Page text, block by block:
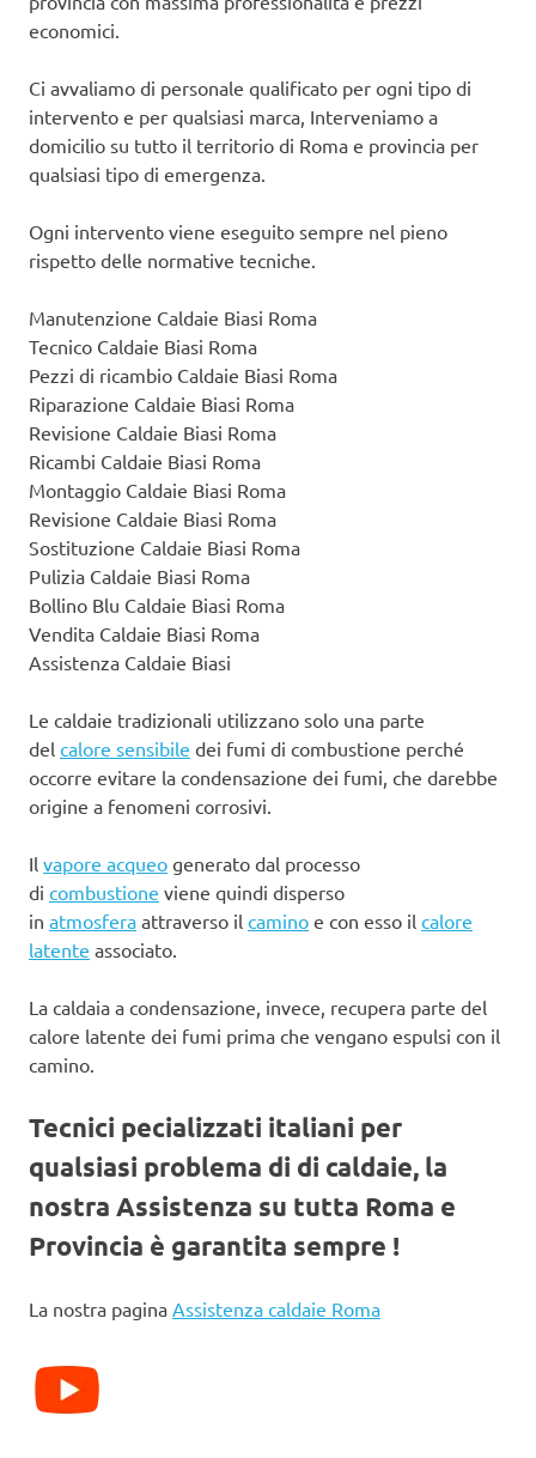
economici.
Ci avvaliamo di personale qualificato per ogni tipo di
intervento e per qualsiasi marca, Interveniamo a
domicilio su tutto il territorio di Roma e provincia per
qualsiasi tipo di emergenza.
Ogni intervento viene eseguito sempre nel pieno
rispetto delle normative tecniche.
Manutenzione Caldaie Biasi Roma
Tecnico Caldaie Biasi Roma
Pezzi di ricambio Caldaie Biasi Roma
Riparazione Caldaie Biasi Roma
Revisione Caldaie Biasi Roma
Ricambi Caldaie Biasi Roma
Montaggio Caldaie Biasi Roma
Revisione Caldaie Biasi Roma
Sostituzione Caldaie Biasi Roma
Pulizia Caldaie Biasi Roma
Bollino Blu Caldaie Biasi Roma
Vendita Caldaie Biasi Roma
Assistenza Caldaie Biasi
Le caldaie tradizionali utilizzano solo una parte
del calore sensibile dei fumi di combustione perché
occorre evitare la condensazione dei fumi, che darebbe
origine a fenomeni corrosivi.
Il vapore acqueo generato dal processo
di combustione viene quindi disperso
in atmosfera attraverso il camino e con esso il calore
latente associato.
La caldaia a condensazione, invece, recupera parte del
calore latente dei fumi prima che vengano espulsi con il
camino.
Tecnici pecializzati italiani per
qualsiasi problema di di caldaie, la
nostra Assistenza su tutta Roma e
Provincia è garantita sempre !
La nostra pagina Assistenza caldaie Roma